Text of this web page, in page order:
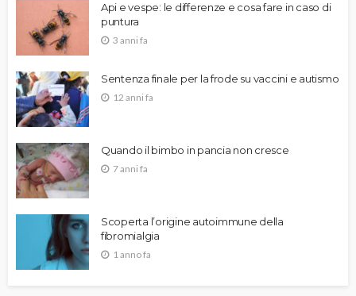
Api e vespe: le differenze e cosa fare in caso di
puntura
3 anni fa
Sentenza finale per la frode su vaccini e autismo
12 anni fa
Quando il bimbo in pancia non cresce
7 anni fa
Scoperta l’origine autoimmune della
fibromialgia
1 anno fa